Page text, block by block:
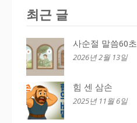
최근 글
사순절 말씀60초
2026년 2월 13일
힘 센 삼손
2025년 11월 6일